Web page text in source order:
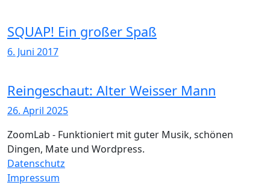
SQUAP! Ein großer Spaß
6. Juni 2017
Reingeschaut: Alter Weisser Mann
26. April 2025
ZoomLab - Funktioniert mit guter Musik, schönen
Dingen, Mate und Wordpress.
Datenschutz
Impressum